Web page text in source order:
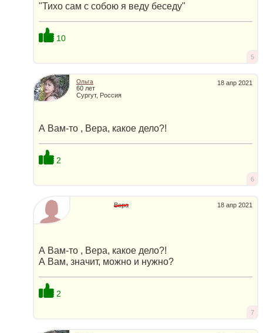
"Тихо сам с собою я веду беседу"
10
5
18 апр 2021
Ольга
60 лет
Сургут, Россия
А Вам-то , Вера, какое дело?!
2
6
18 апр 2021
Вера
А Вам-то , Вера, какое дело?!
А Вам, значит, можно и нужно?
2
7